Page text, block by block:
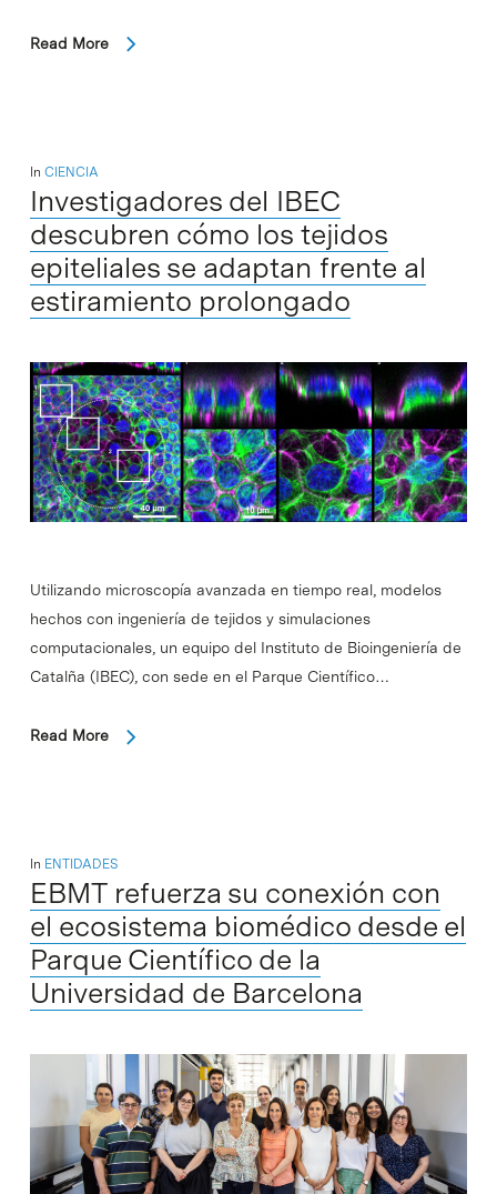
Read More
In CIENCIA
Investigadores del IBEC
descubren cómo los tejidos
epiteliales se adaptan frente al
estiramiento prolongado
Utilizando microscopía avanzada en tiempo real, modelos
hechos con ingeniería de tejidos y simulaciones
computacionales, un equipo del Instituto de Bioingeniería de
Catalña (IBEC), con sede en el Parque Científico…
Read More
In ENTIDADES
EBMT refuerza su conexión con
el ecosistema biomédico desde el
Parque Científico de la
Universidad de Barcelona